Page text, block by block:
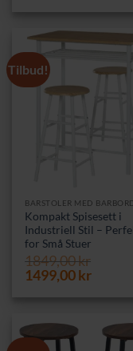
Tilbud!
BARSTOLER MED
Kompakt Spisesett i
Industriell Stil –
for Små Stuer
1849,00kr
Opprinnelig
1499,00kr